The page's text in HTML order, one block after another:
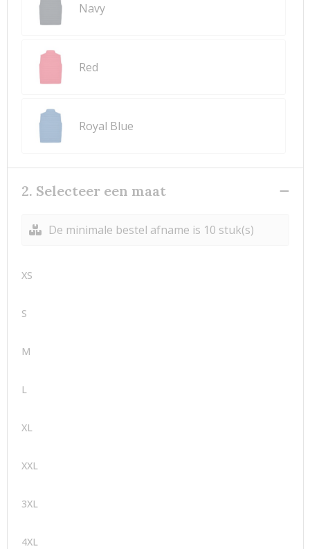
Navy
Red
Royal Blue
2. Selecteer een maat
De minimale bestel afname is 10 stuk(s)
XS
S
M
L
XL
XXL
3XL
4XL